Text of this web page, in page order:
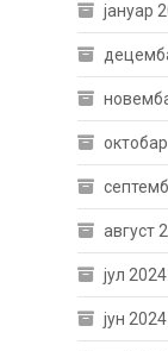
јануар
август
јул 2024
јун 2024